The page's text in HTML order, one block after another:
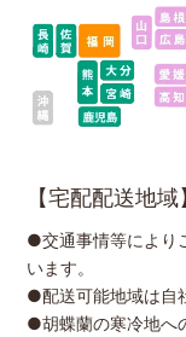
【宅配配送地域
●交通事情等により
います。
●配送可能地域は自
●胡蝶蘭の寒冷地へ